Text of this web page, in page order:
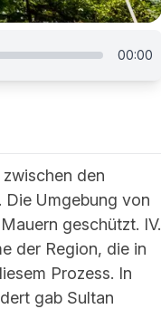
00:00
den
Die Umgebung von
geschützt. IV.
der Region, die in
Prozess. In
gab Sultan